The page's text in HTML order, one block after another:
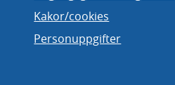
Kakor/cookies
Personuppgifter